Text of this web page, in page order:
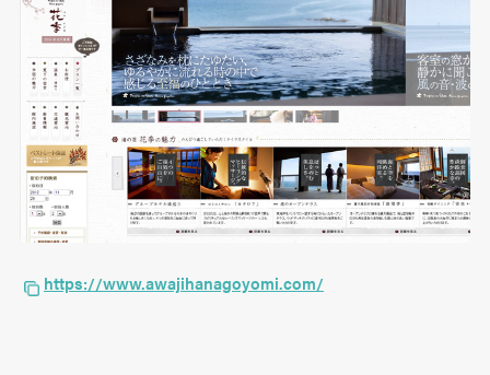
https://www.awajihanagoyomi.com/